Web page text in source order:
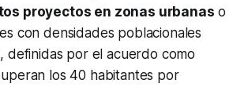
proyectos en zonas urbanas o
con densidades poblacionales
definidas por el acuerdo como
los 40 habitantes por